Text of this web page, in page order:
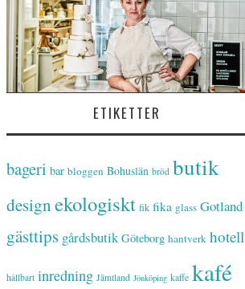
ETIKETTER
bageri bar bloggen Bohuslän bröd butik
designekologiskt fik fika glass Gotland
gästtips gårdsbutik Göteborg hantverk hotell
hållbart inredning Jämtland Jönköping kaffe kafé